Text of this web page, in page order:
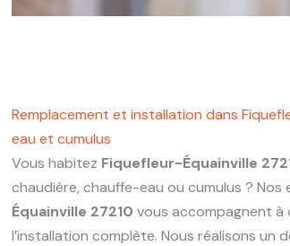
Remplacement et installation dans
eau et cumulus
Vous habitez Fiquefleur-Équainville
chaudière, chauffe-eau ou cumulus ? Nos
Équainville 27210 vous accompagnent à
l’installation complète. Nous réalisons